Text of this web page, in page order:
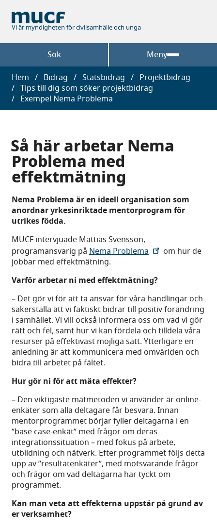
huvudinnehåll
Vi är myndigheten för civilsamhälle och unga
Sök Meny
Länkstig
Hem Bidrag Statsbidrag
Projektbidrag
Tips till dig som söker projektbidrag
Exempel Nema Problema
Så här arbetar Nema
Problema med
effektmätning
Nema Problema är en ideell organisation som
anordnar yrkesinriktade mentorprogram för
utrikes födda.
MUCF intervjuade Mattias Svensson,
programansvarig på Nema Problema
om hur de
jobbar med effektmätning.
Varför arbetar ni med effektmätning?
– Det gör vi för att ta ansvar för våra handlingar och
säkerställa att vi faktiskt bidrar till positiv förändring
i samhället. Vi vill också informera oss om vad vi gör
rätt och fel, samt hur vi kan fördela och tilldela våra
resurser på effektivast möjliga sätt. Ytterligare en
anledning är att kommunicera med omvärlden och
bidra till arbetet på fältet.
Hur gör ni för att mäta effekter?
– Den viktigaste mätmetoden vi använder är online-
enkäter som alla deltagare får besvara. Innan
mentorprogrammet börjar fyller deltagarna i en
”base case-enkät” med frågor om deras
integrationssituation – med fokus på arbete,
utbildning och nätverk. Efter programmet följs detta
upp av ”resultatenkäter”, med motsvarande frågor
och frågor om vad deltagarna har tyckt om
programmet.
Kan man veta att effekterna uppstår på grund av
er verksamhet?